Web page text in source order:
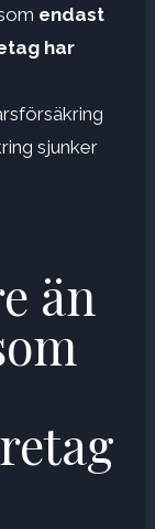
endast
har
sjunker
än